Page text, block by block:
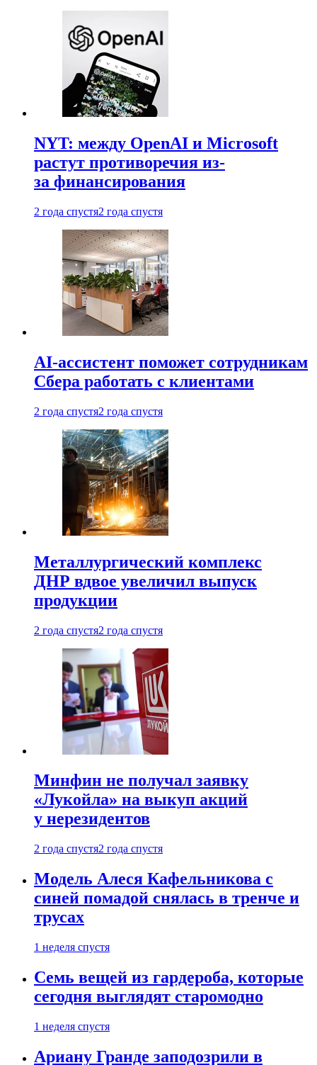
NYT: между OpenAI и Microsoft
растут противоречия из-
за финансирования
2 года спустя2 года спустя
AI-ассистент поможет сотрудникам
Сбера работать с клиентами
2 года спустя2 года спустя
Металлургический комплекс
ДНР вдвое увеличил выпуск
продукции
2 года спустя2 года спустя
Минфин не получал заявку
«Лукойла» на выкуп акций
у нерезидентов
2 года спустя2 года спустя
Модель Алеся Кафельникова с
синей помадой снялась в тренче и
трусах
1 неделя спустя
Семь вещей из гардероба, которые
сегодня выглядят старомодно
1 неделя спустя
Ариану Гранде заподозрили в